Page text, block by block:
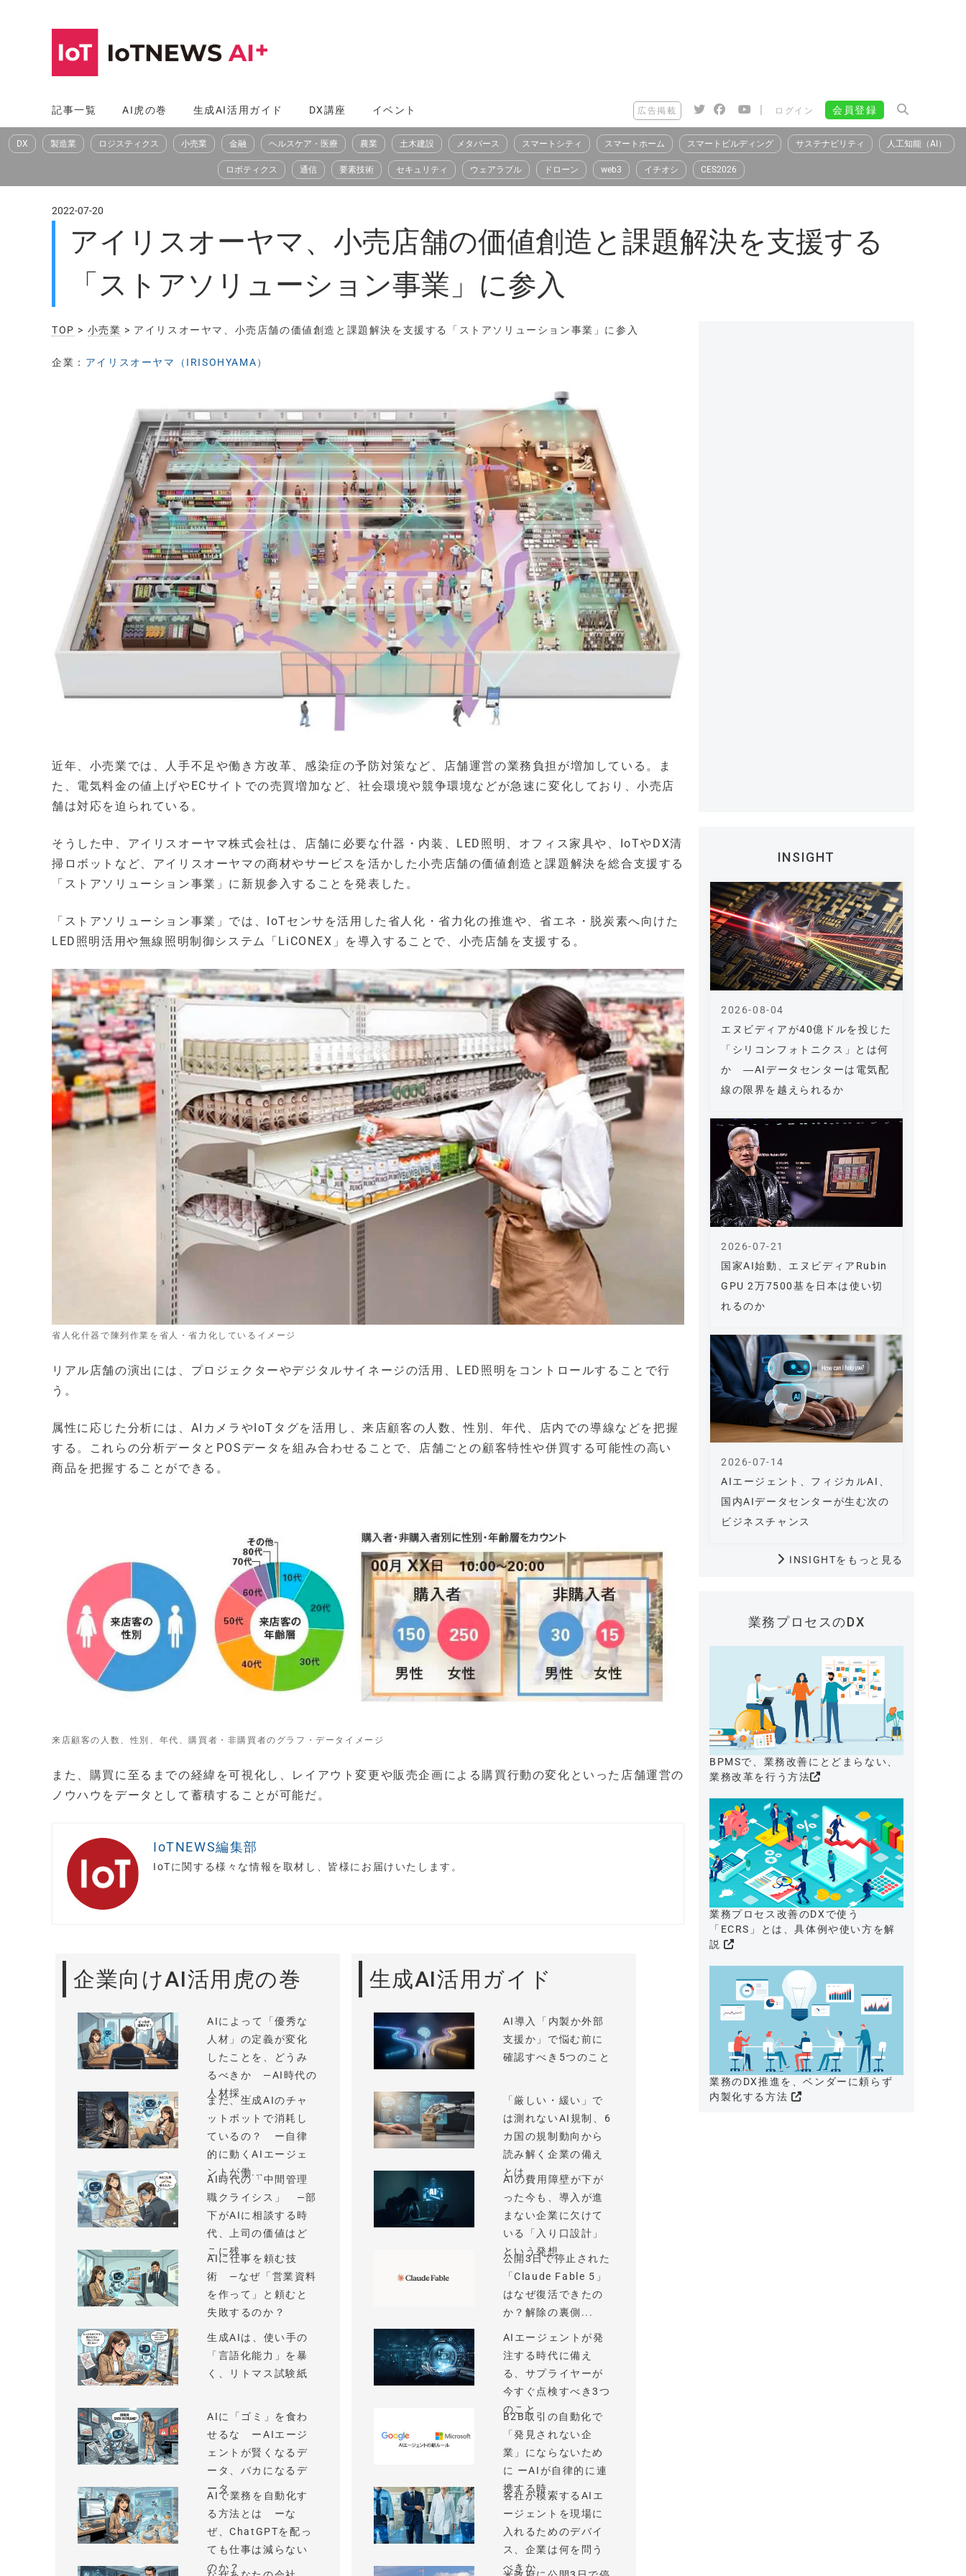
へ
ス
記事一覧 AI虎の巻 生成AI活用ガイド DX講座 イベント 広告掲載 | ログイン 会員登録
DX 製造業 ロジスティクス 小売業 金融 ヘルスケア・医療 農業 土木建設 メタバース スマートシティ スマートホーム スマートビルディング サステナビリティ 人工知能（AI）
ロボティクス 通信 要素技術 セキュリティ ウェアラブル ドローン web3 イチオシ CES2026
2022-07-20
アイリスオーヤマ、小売店舗の価値創造と課題解決を支援する
「ストアソリューション事業」に参入
TOP > 小売業 > アイリスオーヤマ、小売店舗の価値創造と課題解決を支援する「ストアソリューション事業」に参入
企業： アイリスオーヤマ（IRISOHYAMA）
近年、小売業では、人手不足や働き方改革、感染症の予防対策など、店舗運営の業務負担が増加している。ま
た、電気料金の値上げやECサイトでの売買増加など、社会環境や競争環境などが急速に変化しており、小売店
舗は対応を迫られている。
そうした中、アイリスオーヤマ株式会社は、店舗に必要な什器・内装、LED照明、オフィス家具や、IoTやDX清
掃ロボットなど、アイリスオーヤマの商材やサービスを活かした小売店舗の価値創造と課題解決を総合支援する
「ストアソリューション事業」に新規参入することを発表した。
「ストアソリューション事業」では、IoTセンサを活用した省人化・省力化の推進や、省エネ・脱炭素へ向けた
LED照明活用や無線照明制御システム「LiCONEX」を導入することで、小売店舗を支援する。
省人化什器で陳列作業を省人・省力化しているイメージ
リアル店舗の演出には、プロジェクターやデジタルサイネージの活用、LED照明をコントロールすることで行
う。
属性に応じた分析には、AIカメラやIoTタグを活用し、来店顧客の人数、性別、年代、店内での導線などを把握
する。これらの分析データとPOSデータを組み合わせることで、店舗ごとの顧客特性や併買する可能性の高い
商品を把握することができる。
来店顧客の人数、性別、年代、購買者・非購買者のグラフ・データイメージ
また、購買に至るまでの経緯を可視化し、レイアウト変更や販売企画による購買行動の変化といった店舗運営の
ノウハウをデータとして蓄積することが可能だ。
IoTNEWS編集部
IoTに関する様々な情報を取材し、皆様にお届けいたします。
企業向けAI活用虎の巻
AIによって「優秀な
人材」の定義が変化
したことを、どうみ
るべきか —AI時代の
人材採...
まだ、生成AIのチャ
ットボットで消耗し
ているの？ ー自律
的に動くAIエージェ
ントが働...
AI時代の「中間管理
職クライシス」 —部
下がAIに相談する時
代、上司の価値はど
こに残...
AIに仕事を頼む技
術 —なぜ「営業資料
を作って」と頼むと
失敗するのか？
生成AIは、使い手の
「言語化能力」を暴
く、リトマス試験紙
AIに「ゴミ」を食わ
せるな ーAIエージ
ェントが賢くなるデ
ータ、バカになるデ
ータ
AIで業務を自動化す
る方法とは ーな
ぜ、ChatGPTを配っ
ても仕事は減らない
のか？
生成AI活用ガイド
AI導入「内製か外部
支援か」で悩む前に
確認すべき5つのこと
「厳しい・緩い」で
は測れないAI規制、6
カ国の規制動向から
読み解く企業の備え
とは
AIの費用障壁が下が
った今も、導入が進
まない企業に欠けて
いる「入り口設計」
という発想
公開3日で停止された
「Claude Fable 5」
はなぜ復活できたの
か？解除の裏側...
AIエージェントが発
注する時代に備え
る、サプライヤーが
今すぐ点検すべき3つ
のこと
B2B取引の自動化で
「発見されない企
業」にならないため
に ーAIが自律的に連
携する時...
各社が模索するAIエ
ージェントを現場に
入れるためのデバイ
ス、企業は何を問う
べきか
INSIGHT
エヌビディアが40億ドルを投じた
「シリコンフォトニクス」とは何
か ―AIデータセンターは電気配
線の限界を越えられるか
2026-08-04
国家AI始動、エヌビディアRubin
GPU 2万7500基を日本は使い切
れるのか
2026-07-21
AIエージェント、フィジカルAI、
国内AIデータセンターが生む次の
ビジネスチャンス
2026-07-14
INSIGHTをもっと見る
業務プロセスのDX
BPMSで、業務改善にとどまらない、
業務改革を行う方法
業務プロセス改善のDXで使う
「ECRS」とは、具体例や使い方を解
説
業務のDX推進を、ベンダーに頼らず
内製化する方法